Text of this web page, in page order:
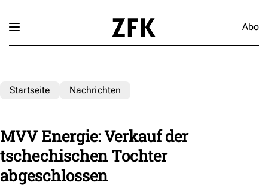
Abo
Startseite Nachrichten
MVV Energie: Verkauf der
tschechischen Tochter
abgeschlossen